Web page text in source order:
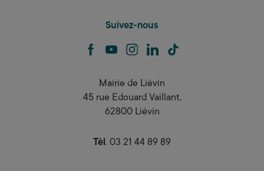
Suivez-nous
facebookyoutubeinstagram
linkedin
Mairie de Liévin
45 rue Edouard Vaillant,
62800 Liévin
Tèl . 03 21 44 89 89